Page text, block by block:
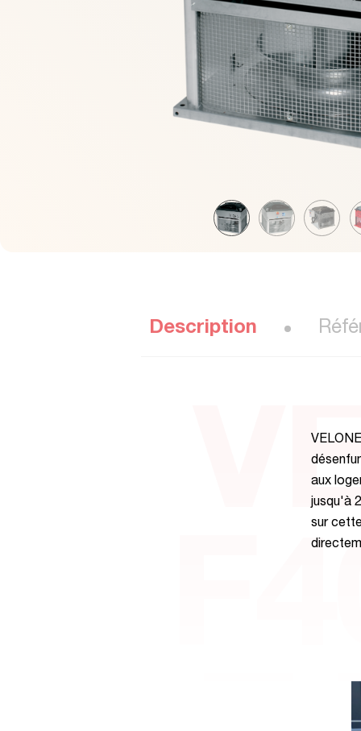
Description
aux
jusqu'à
sur